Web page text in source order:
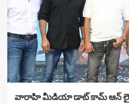
వారాహి మీడియా డాట్ కామ్ ఆన్ లైన్